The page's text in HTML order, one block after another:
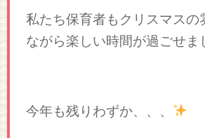
私たち保育者もクリスマスの
ながら楽しい時間が過ごせま
今年も残りわずか、、、